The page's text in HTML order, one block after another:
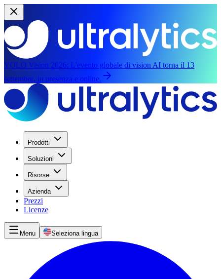
YOLO Vision 2026: L'evento globale di vision AI torna il 13
settembre, in presenza e online.
Prodotti
Soluzioni
Risorse
Azienda
Prezzi
Licenze
Menu Seleziona lingua